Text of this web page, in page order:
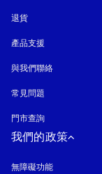
退貨
產品支援
與我們聯絡
常見問題
門市查詢
我們的政策
無障礙功能